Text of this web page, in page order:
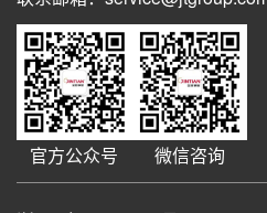
官方公众号 微信咨询